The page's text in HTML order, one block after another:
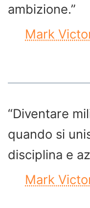
ambizione.”
Mark
“Diventare
quando si
disciplina e
Mark